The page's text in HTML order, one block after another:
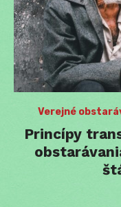
Verejné
Princípy